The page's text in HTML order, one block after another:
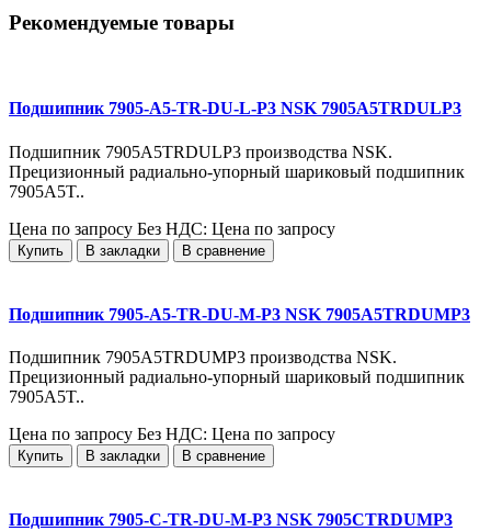
Рекомендуемые товары
Подшипник 7905-A5-TR-DU-L-P3 NSK 7905A5TRDULP3
Подшипник 7905A5TRDULP3 производства NSK.
Прецизионный радиально-упорный шариковый подшипник
7905A5T..
Цена по запросу Без НДС: Цена по запросу
Купить В закладки В сравнение
Подшипник 7905-A5-TR-DU-M-P3 NSK 7905A5TRDUMP3
Подшипник 7905A5TRDUMP3 производства NSK.
Прецизионный радиально-упорный шариковый подшипник
7905A5T..
Цена по запросу Без НДС: Цена по запросу
Купить В закладки В сравнение
Подшипник 7905-C-TR-DU-M-P3 NSK 7905CTRDUMP3